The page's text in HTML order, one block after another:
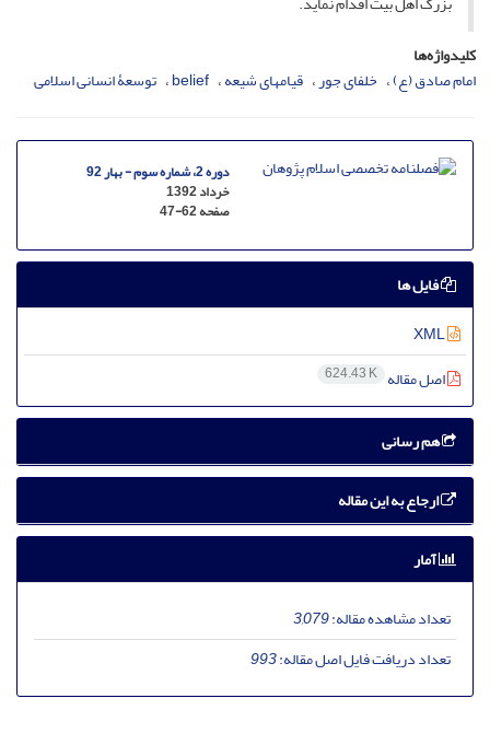
کلیدواژه‌ها
امام صادق (ع) خلفای جور قیام‏های شیعه belief توسعۀ انسانی اسلامی
دوره 2، شماره سوم - بهار 92
خرداد 1392
صفحه47-62
فایل ها
اصل مقاله 624.43 K
هم رسانی
ارجاع به این مقاله
آمار
تعداد مشاهده مقاله:3,079
تعداد دریافت فایل اصل مقاله:993